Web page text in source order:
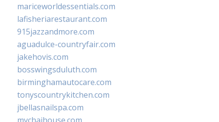
mariceworldessentials.com
lafisheriarestaurant.com
915jazzandmore.com
aguadulce-countryfair.com
jakehovis.com
bosswingsduluth.com
birminghamautocare.com
tonyscountrykitchen.com
jbellasnailspa.com